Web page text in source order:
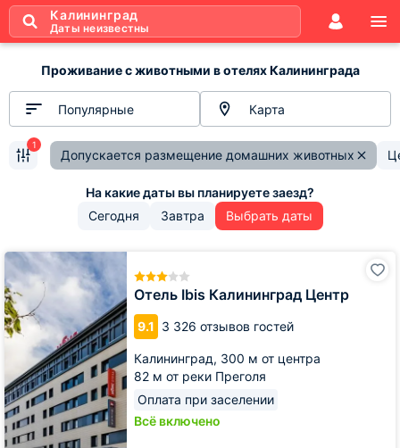
Калининград
Даты неизвестны
Проживание с животными в отелях Калининграда
Популярные Карта
Допускается размещение домашних животных
1
Сегодня Завтра Выбрать даты
Отель Ibis Калининград Центр
9.1 3 326 отзывов гостей
Калининград, 300 м от центра
82 м от реки Преголя
Оплата при заселении
Всё включено
Отель
Калининград
Центр